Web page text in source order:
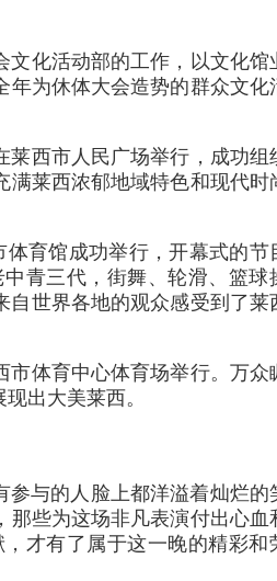
文化活动部的工作，以文化馆
年为休体大会造势的群众文化
莱西市人民广场举行，成功组
满莱西浓郁地域特色和现代时
育馆成功举行，开幕式的节
青三代，街舞、轮滑、篮球
世界各地的观众感受到了莱
市体育中心体育场举行。万众
出大美莱西。
参与的人脸上都洋溢着灿烂的
些为这场非凡表演付出心血
才有了属于这一晚的精彩和